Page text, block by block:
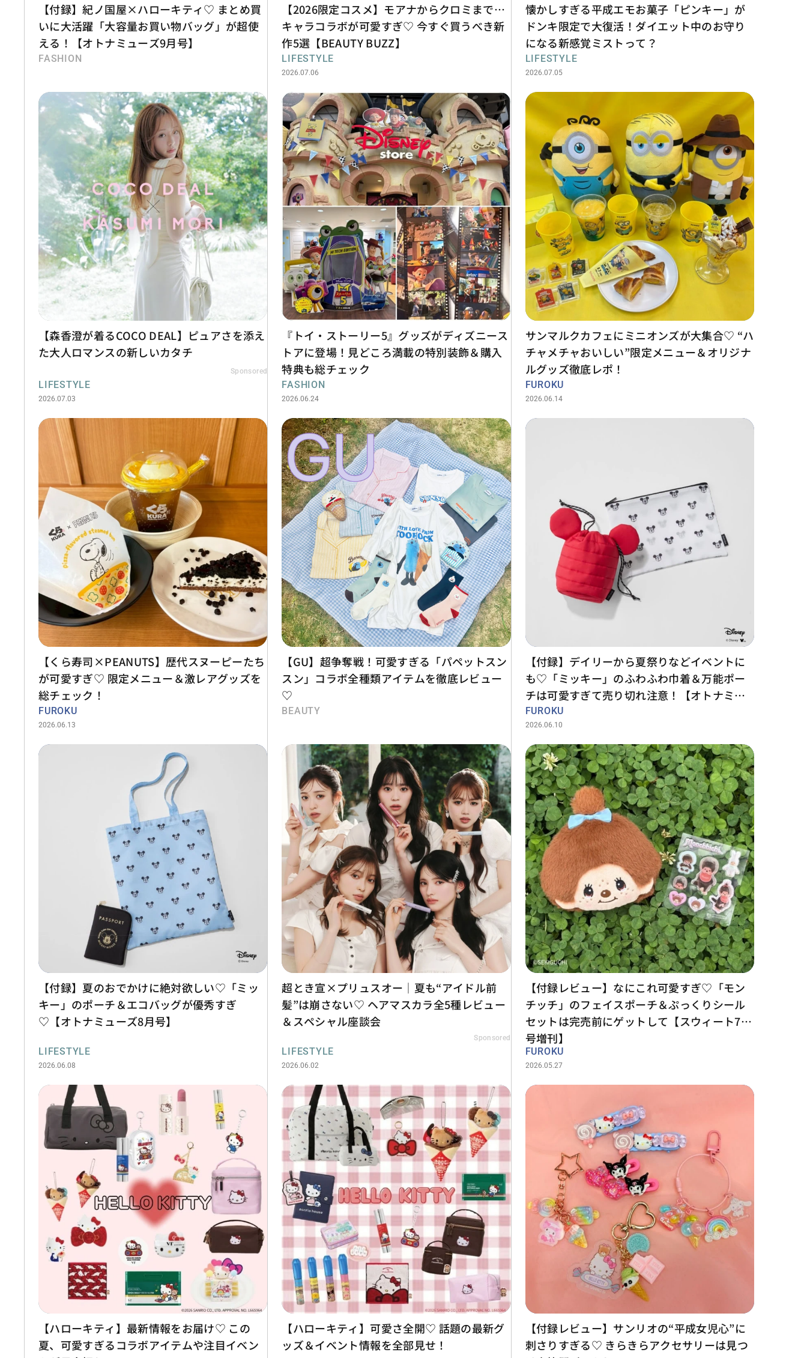
【付録】紀ノ国屋×ハローキティ♡ まとめ買
いに大活躍「大容量お買い物バッグ」が超使
える！【オトナミューズ9月号】
【2026限定コスメ】モアナからクロミまで…
キャラコラボが可愛すぎ♡ 今すぐ買うべき新
作5選【BEAUTY BUZZ】
懐かしすぎる平成エモお菓子「ピンキー」が
ドンキ限定で大復活！ダイエット中のお守り
になる新感覚ミストって？
FASHION
【森香澄が着るCOCO DEAL】ピュアさを添え
た大人ロマンスの新しいカタチ
Sponsored
LIFESTYLE
2026.07.06
『トイ・ストーリー5』グッズがディズニース
トアに登場！見どころ満載の特別装飾＆購入
特典も総チェック
LIFESTYLE
2026.07.05
サンマルクカフェにミニオンズが大集合♡ “ハ
チャメチャおいしい”限定メニュー＆オリジナ
ルグッズ徹底レポ！
LIFESTYLE
2026.07.03
【くら寿司×PEANUTS】歴代スヌーピーたち
が可愛すぎ♡ 限定メニュー＆激レアグッズを
総チェック！
FASHION
2026.06.24
【GU】超争奪戦！可愛すぎる「パペットスン
スン」コラボ全種類アイテムを徹底レビュー
♡
FUROKU
2026.06.14
【付録】デイリーから夏祭りなどイベントに
も♡「ミッキー」のふわふわ巾着＆万能ポー
チは可愛すぎて売り切れ注意！【オトナミュ
ーズ8月号増刊】
FUROKU
2026.06.13
【付録】夏のおでかけに絶対欲しい♡「ミッ
キー」のポーチ＆エコバッグが優秀すぎ
♡【オトナミューズ8月号】
BEAUTY
超とき宣×プリュスオー｜夏も“アイドル前
髪”は崩さない♡ ヘアマスカラ全5種レビュー
＆スペシャル座談会
Sponsored
FUROKU
2026.06.10
【付録レビュー】なにこれ可愛すぎ♡「モン
チッチ」のフェイスポーチ＆ぷっくりシール
セットは完売前にゲットして【スウィート7月
号増刊】
LIFESTYLE
2026.06.08
【ハローキティ】最新情報をお届け♡ この
夏、可愛すぎるコラボアイテムや注目イベン
LIFESTYLE
2026.06.02
【ハローキティ】可愛さ全開♡ 話題の最新グ
ッズ＆イベント情報を全部見せ！
FUROKU
2026.05.27
【付録レビュー】サンリオの“平成女児心”に
刺さりすぎる♡ きらきらアクセサリーは見つ